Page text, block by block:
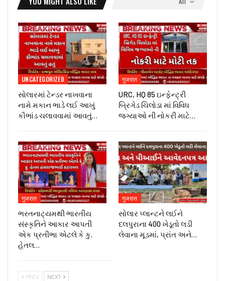
UNCATEGORIZED
સોલારમાં ટેન્ડર નાખવાના
નામે મકાન ભાડે લઈ આખું
કૌભાંડ ચલાવવામાં આવતું…
गुजरात
URC, HQ 85 ઇન્ફેન્ટ્રી
બ્રિગેડ ચિલોડા માં વિવિધ
જગ્યાઓ ની નોકરી માટે…
गुजरात
ભરતનાટ્યમથી ભારતીય
સંસ્કૃતિને આકાર આપતી
એક પ્રતીભા એટલે કે‌ કુ.
હેતલ…
गुजरात
સોલાર પ્લાન્ટને લઈને
દલપુરાના 400 ખેડૂતો લડી
લેવાના મૂડમાં, પ્રાંત અને…
PREV NEXT